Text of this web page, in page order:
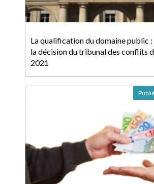
La qualification du domaine public
la décision du tribunal des conflits
2021